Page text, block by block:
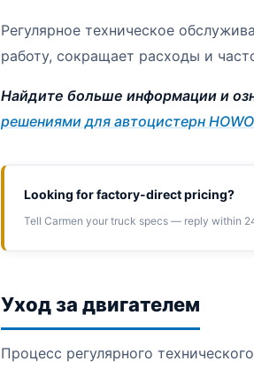
Регулярное техническое
работу, сокращает расходы и
Найдите больше информации и
решениями для автоцистерн HOWO
Looking for factory-direct pricing?
Tell Carmen your truck specs — reply within
Уход за двигателем
Процесс регулярного